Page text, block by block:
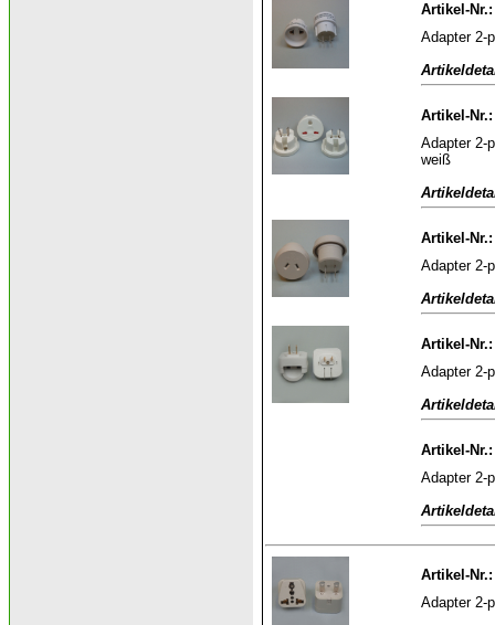
Artikel-Nr.:
Adapter 2-
Artikel-Nr.:
Adapter 2-
weiß
Artikel-Nr.:
Adapter 2-
Artikel-Nr.:
Adapter 2-
Artikel-Nr.:
Adapter 2-
Artikel-Nr.:
Adapter 2-